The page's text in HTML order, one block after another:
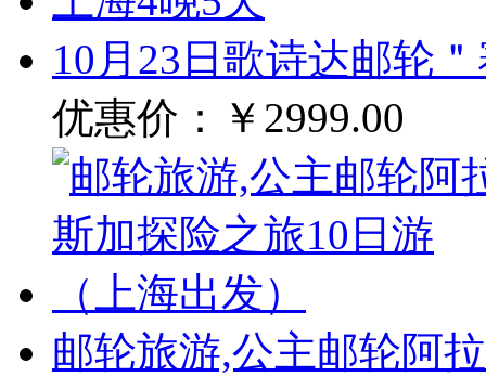
10月23日歌诗达邮轮
优惠价：
￥2999.00
邮轮旅游,公主邮轮阿